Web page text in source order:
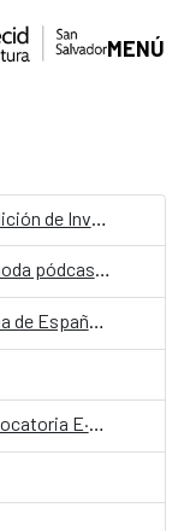
MENÚ
Pódcast en vivo: Rucas Raras + Incómoda pódcast + Hablemos de mujeres libres
Primer grupo certificado con el Diploma de Español como Lengua Extranjera del Instituto Cervantes en El Salvador
AECID y Fundación VIST lanzan la convocatoria E·CO/26] Sobre el tiempo